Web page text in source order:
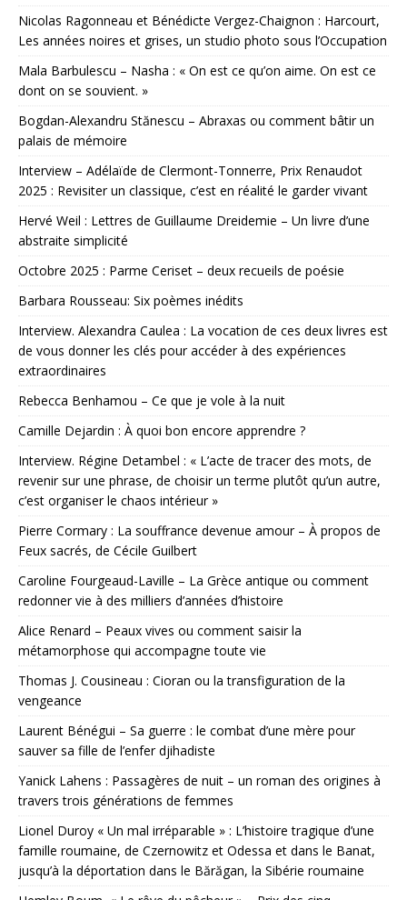
Nicolas Ragonneau et Bénédicte Vergez-Chaignon : Harcourt,
Les années noires et grises, un studio photo sous l’Occupation
Mala Barbulescu – Nasha : « On est ce qu’on aime. On est ce
dont on se souvient. »
Bogdan-Alexandru Stănescu – Abraxas ou comment bâtir un
palais de mémoire
Interview – Adélaïde de Clermont-Tonnerre, Prix Renaudot
2025 : Revisiter un classique, c’est en réalité le garder vivant
Hervé Weil : Lettres de Guillaume Dreidemie – Un livre d’une
abstraite simplicité
Octobre 2025 : Parme Ceriset – deux recueils de poésie
Barbara Rousseau: Six poèmes inédits
Interview. Alexandra Caulea : La vocation de ces deux livres est
de vous donner les clés pour accéder à des expériences
extraordinaires
Rebecca Benhamou – Ce que je vole à la nuit
Camille Dejardin : À quoi bon encore apprendre ?
Interview. Régine Detambel : « L’acte de tracer des mots, de
revenir sur une phrase, de choisir un terme plutôt qu’un autre,
c’est organiser le chaos intérieur »
Pierre Cormary : La souffrance devenue amour – À propos de
Feux sacrés, de Cécile Guilbert
Caroline Fourgeaud-Laville – La Grèce antique ou comment
redonner vie à des milliers d’années d’histoire
Alice Renard – Peaux vives ou comment saisir la
métamorphose qui accompagne toute vie
Thomas J. Cousineau : Cioran ou la transfiguration de la
vengeance
Laurent Bénégui – Sa guerre : le combat d’une mère pour
sauver sa fille de l’enfer djihadiste
Yanick Lahens : Passagères de nuit – un roman des origines à
travers trois générations de femmes
Lionel Duroy « Un mal irréparable » : L’histoire tragique d’une
famille roumaine, de Czernowitz et Odessa et dans le Banat,
jusqu’à la déportation dans le Bărăgan, la Sibérie roumaine